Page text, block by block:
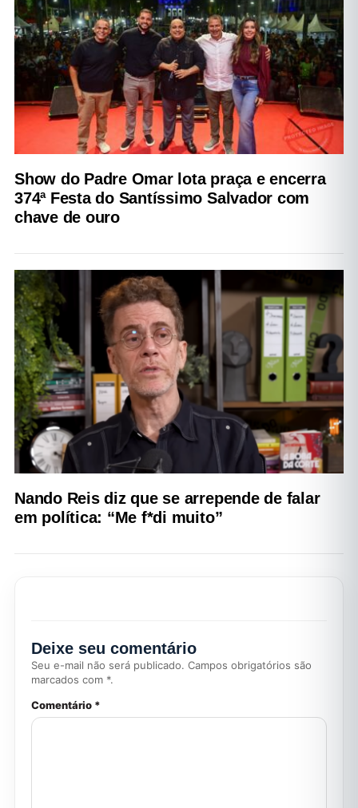
Show do Padre Omar lota praça e encerra
374ª Festa do Santíssimo Salvador com
chave de ouro
Nando Reis diz que se arrepende de falar
em política: “Me f*di muito”
Deixe seu comentário
Seu e-mail não será publicado. Campos obrigatórios são
marcados com *.
Comentário *